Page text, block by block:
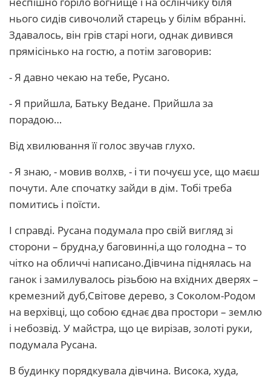
нього сидів сивочолий старець у білім вбранні.
Здавалось, він грів старі ноги, однак дивився
прямісінько на гостю, а потім заговорив:
- Я давно чекаю на тебе, Русано.
- Я прийшла, Батьку Ведане. Прийшла за
порадою…
Від хвилювання її голос звучав глухо.
- Я знаю, - мовив волхв, - і ти почуєш усе, що маєш
почути. Але спочатку зайди в дім. Тобі треба
помитись і поїсти.
І справді. Русана подумала про свій вигляд зі
сторони – брудна,у баговинні,а що голодна – то
чітко на обличчі написано.Дівчина піднялась на
ганок і замилувалось різьбою на вхідних дверях –
кремезний дуб,Світове дерево, з Соколом-Родом
на верхівці, що собою єднає два простори – землю
і небозвід. У майстра, що це вирізав, золоті руки,
подумала Русана.
В будинку порядкувала дівчина. Висока, худа,